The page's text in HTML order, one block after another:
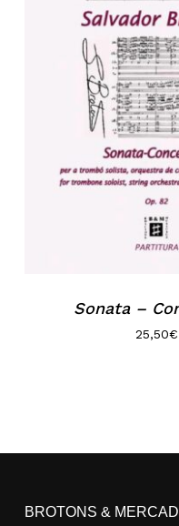
Sonata –
25,50€
BROTONS &